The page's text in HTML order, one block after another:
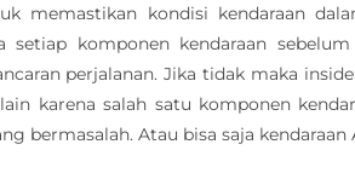
memastikan kondisi kendaraan
setiap komponen kendaraan
perjalanan. Jika tidak maka
karena salah satu komponen
bermasalah. Atau bisa saja